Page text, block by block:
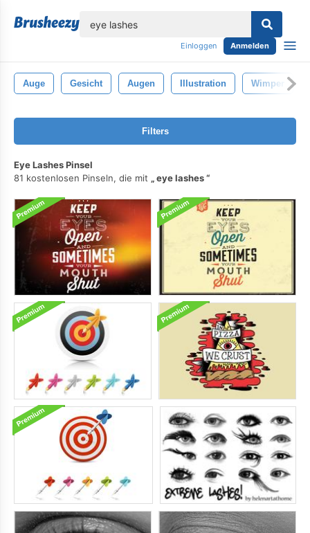
Einloggen Anmelden
Auge Gesicht Augen Illustration Wimper
Filters
Eye Lashes Pinsel
81 kostenlosen Pinseln, die mit
eye lashes